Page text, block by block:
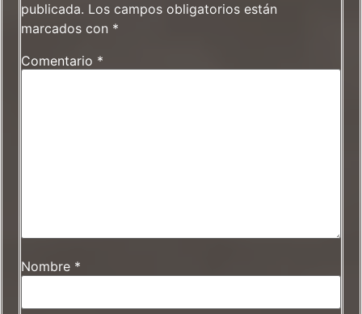
publicada. Los campos obligatorios están
marcados con *
Comentario *
Nombre *